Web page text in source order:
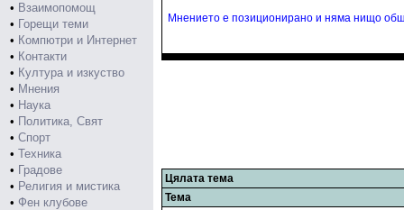
• Взаимопомощ
• Горещи теми
• Компютри и Интернет
• Контакти
• Култура и изкуство
• Мнения
• Наука
• Политика, Свят
• Спорт
• Техника
• Градове
• Религия и мистика
• Фен клубове
Мнението е позиционирано и няма нищо
Цялата тема
Тема